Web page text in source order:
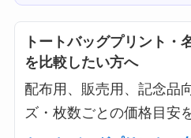
トートバッグプリント・
を比較したい方へ
配布用、販売用、記念品
ズ・枚数ごとの価格目安